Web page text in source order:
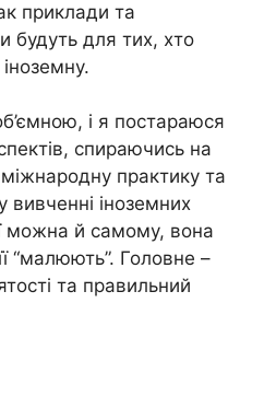
приклади та
будуть для тих, хто
і я постараюся
спираючись на
практику та
вивченні іноземних
можна й самому, вона
“малюють”. Головне –
та правильний